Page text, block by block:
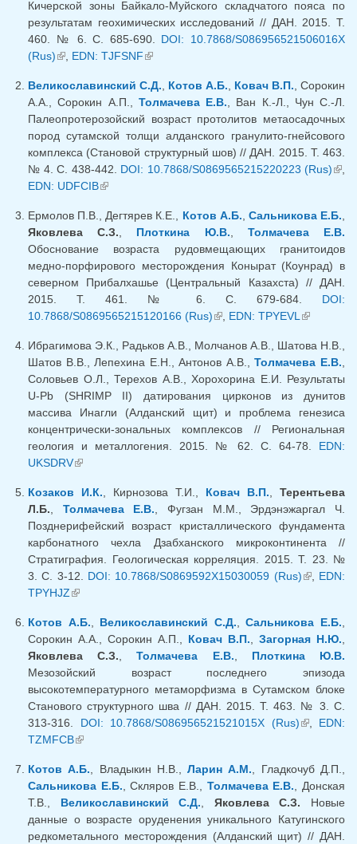
Кичерской зоны Байкало-Муйского складчатого пояса по
результатам геохимических исследований // ДАН. 2015. Т.
460. № 6. С. 685-690. DOI: 10.7868/S086956521506016X
(Rus)(внешняя ссылка)
EDN: TJFSNF(внешняя ссылка)
Великославинский С.Д. Котов А.Б. Ковач В.П. , Сорокин
А.А., Сорокин А.П., Толмачева Е.В. , Ван К.-Л., Чун C.-Л.
Палеопротерозойский возраст протолитов метаосадочных
пород сутамской толщи алданского гранулито-гнейсового
комплекса (Становой структурный шов) // ДАН. 2015. Т. 463.
№ 4. С. 438-442. DOI: 10.7868/S0869565215220223 (Rus)
EDN: UDFCIB(внешняя ссылка)
Ермолов П.В., Дегтярев К.Е., Котов А.Б. Сальникова Е.Б.
Яковлева С.З.
Плоткина Ю.В.
Толмачева Е.В.
Обоснование возраста рудовмещающих гранитоидов
медно-порфирового месторождения Конырат (Коунрад) в
северном Прибалхашье (Центральный Казахста) // ДАН.
2015. Т. 461. № 6. С. 679-684. DOI:
10.7868/S0869565215120166 (Rus)(внешняя ссылка)
EDN: TPYEVL (внешняя
Ибрагимова Э.К., Радьков А.В., Молчанов А.В., Шатова Н.В.,
Шатов В.В., Лепехина Е.Н., Антонов А.В.,Толмачева Е.В.
Соловьев О.Л., Терехов А.В., Хорохорина Е.И. Результаты
U-Pb (SHRIMP II) датирования цирконов из дунитов
массива Инагли (Алданский щит) и проблема генезиса
концентрически-зональных комплексов // Региональная
геология и металлогения. 2015. № 62. С. 64-78. EDN:
UKSDRV(внешняя ссылка)
Козаков И.К. , Кирнозова Т.И., Ковач В.П.
Терентьева
Л.Б.
Толмачева Е.В. , Фугзан М.М., Эрдэнэжаргал Ч.
Позднерифейский возраст кристаллического фундамента
карбонатного чехла Дзабханского микроконтинента //
Стратиграфия. Геологическая корреляция. 2015. Т. 23. №
3. С. 3-12. DOI: 10.7868/S0869592X15030059 (Rus)(внешняя
, EDN:
TPYHJZ(внешняя ссылка)
Котов А.Б. Великославинский С.Д. ,Сальникова Е.Б.
Сорокин А.А., Сорокин А.П., Ковач В.П. Загорная Н.Ю.
Яковлева С.З. ,Толмачева Е.В.
Плоткина Ю.В.
Мезозойский возраст последнего эпизода
высокотемпературного метаморфизма в Сутамском блоке
Станового структурного шва // ДАН. 2015. Т. 463. № 3. С.
313-316. DOI: 10.7868/S086956521521015X (Rus)(внешняя
, EDN:
TZMFCB(внешняя ссылка)
Котов А.Б. , Владыкин Н.В.,Ларин А.М. , Гладкочуб Д.П.,
Сальникова Е.Б. , Скляров Е.В., Толмачева Е.В. , Донская
Т.В., Великославинский С.Д. Яковлева С.З. Новые
данные о возрасте оруденения уникального Катугинского
редкометального месторождения (Алданский щит) // ДАН.